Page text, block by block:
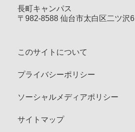
長町キャンパス
〒982-8588 仙台市太白区二ツ沢6
このサイトについて
プライバシーポリシー
ソーシャルメディアポリシー
サイトマップ